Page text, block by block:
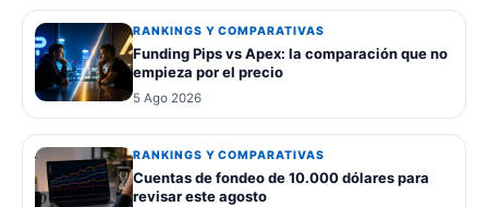
RANKINGS Y COMPARATIVAS
Funding Pips vs Apex: la comparación que no
empieza por el precio
5 Ago 2026
RANKINGS Y COMPARATIVAS
Cuentas de fondeo de 10.000 dólares para
revisar este agosto